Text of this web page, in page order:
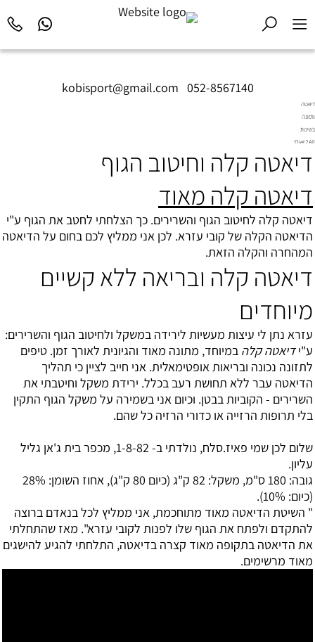
kobisport@gmail.com 052-8567140
דיאטה
ותזונה
בשיטת
Diet2All:
שמאחורי
המושלם.
דיאטה קלה וחיטוב הגוף
דיאטה קלה מאוד
דיאטה קלה לחיטוב הגוף והשרירים. כך הצלחתי לחטב את הגוף ע"י
הדיאטה הקלה של קובי עזרא. לכן אני ממליץ לכם בחום על הדיאטה
המהחרה והקלה הזאת.
דיאטה קלה ובריאה ללא קשיים
מיוחדים
עזרא נתן לי עיצות מעשיות לירידה במשקל ולחיטוב הגוף והשרירים:
ע"ידיאטה קלה במיוחד, מתונה מאוד והגיונית לאורך זמן. טיפים
לתזונה נכונה ובריאות אופטימאלית. אני חייב לציין כי תהליך
הדיאטה עבר ללא תחושת רעב בכלל. ירידת משקל וחיטבתי את
השרירים - הקוביות בבטן. וכיום אני בשמירה על משקל הגוף התקין
בלי תרופות הרזייה או כדורי הרזיה כל שהם.
שלום לכן שמי פאיז.סלח, נולדתי ב- 1-8-82, מכפר בית ג'אן גליל
עליון.
גובה: 180 ס"מ, משקל: 82 ק"ג (כיום 80 ק"ג), אחוז השומן: 28%
(כיום: 10%).
" השיטת הדיאטה מאוד מתוחכמת, אני ממליץ לכל בנאדם ברוצה
להתקדם ולפתח את הגוף שלו לפנות לקובי עזרא". מאז שהתחלתי
את הדיאטה בתקופה מאוד קצרה בדיאטה, התלחתי להגיע להישגים
מאוד מרשימים.